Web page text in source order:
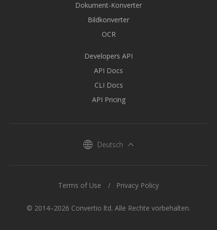
Dokument-Konverter
Bildkonverter
OCR
Developers API
API Docs
CLI Docs
API Pricing
Deutsch
© 2014–2026 Convertio ltd. Alle Rechte vorbehalten.
Terms of Use Privacy Policy